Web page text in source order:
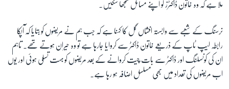
ملا ہے کہ وہ خاتون ڈاکٹرز کو اپنے مسائل سمجھا سکیں۔
نرسنگ کے شعبے سے وابستہ افشاں گل کا کہنا ہے کہ جب ہم نے مریضوں کو بتایا کہ آپکا
رابطہ لیپ ٹاپ کے ذریعے خاتون ڈاکٹر سے کروایا جارہا ہے تو وہ حیران ہوتے تھے۔ تاہم
ان کی کونسلنگ اور ڈاکٹر سے بات چیت کروانے کے بعد مریضوں کو بہت تسلی ہوئی اور یوں
اب مریضوں کی تعداد میں بھی مسلسل اضافہ ہو رہا ہے۔